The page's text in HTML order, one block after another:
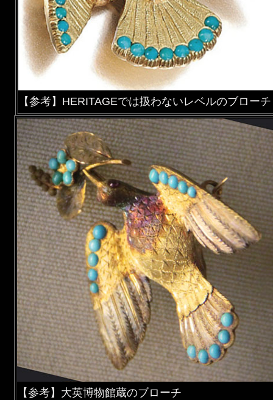
【参考】HERITAGEでは扱わないレベルのブローチ
【参考】大英博物館蔵のブローチ